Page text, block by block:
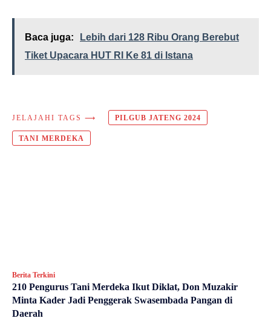
Baca juga:
Lebih dari 128 Ribu Orang Berebut
Tiket Upacara HUT RI Ke 81 di Istana
JELAJAHI TAGS ⟶ PILGUB JATENG 2024
TANI MERDEKA
Berita Terkini
210 Pengurus Tani Merdeka Ikut Diklat, Don Muzakir
Minta Kader Jadi Penggerak Swasembada Pangan di
Daerah